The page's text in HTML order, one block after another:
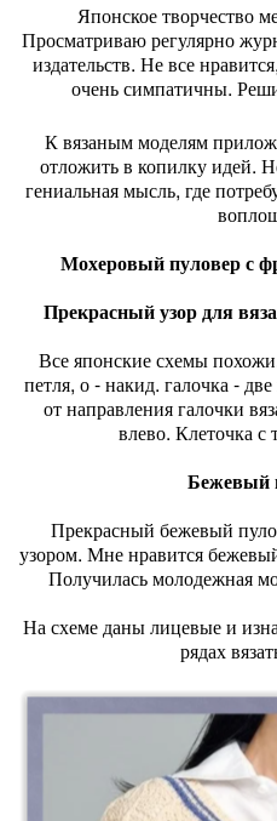
Японское творчество
Просматриваю регулярно
издательств. Не все
очень симпатичны.
К вязаным моделям
отложить в копилку идей.
гениальная мысль, где
Мохеровый пуловер с
Прекрасный узор для
Все японские схемы
петля, о - накид. галочка -
от направления галочки
влево. Клеточка
Бежевый
Прекрасный бежевый
узором. Мне нравится
Получилась молодежная
На схеме даны лицевые и
рядах